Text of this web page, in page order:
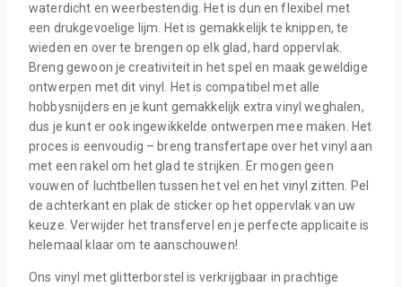
waterdicht en weerbestendig. Het is dun en flexibel met
een drukgevoelige lijm. Het is gemakkelijk te knippen, te
wieden en over te brengen op elk glad, hard oppervlak.
Breng gewoon je creativiteit in het spel en maak geweldige
ontwerpen met dit vinyl. Het is compatibel met alle
hobbysnijders en je kunt gemakkelijk extra vinyl weghalen,
dus je kunt er ook ingewikkelde ontwerpen mee maken. Het
proces is eenvoudig – breng transfertape over het vinyl aan
met een rakel om het glad te strijken. Er mogen geen
vouwen of luchtbellen tussen het vel en het vinyl zitten. Pel
de achterkant en plak de sticker op het oppervlak van uw
keuze. Verwijder het transfervel en je perfecte applicaite is
helemaal klaar om te aanschouwen!
Ons vinyl met glitterborstel is verkrijgbaar in prachtige